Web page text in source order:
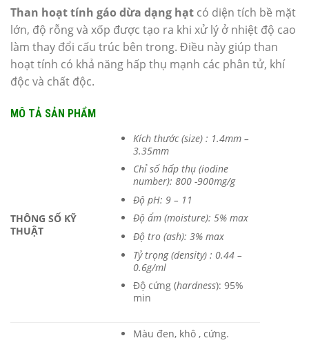
Than hoạt tính gáo dừa dạng hạt có diện tích bề mặt
lớn, độ rỗng và xốp được tạo ra khi xử lý ở nhiệt độ cao
làm thay đổi cấu trúc bên trong. Điều này giúp than
hoạt tính có khả năng hấp thụ mạnh các phân tử, khí
độc và chất độc.
MÔ TẢ SẢN PHẨM
THÔNG SỐ KỸ
THUẬT
Kích thước (size) : 1.4mm –
3.35mm
Chỉ số hấp thụ (iodine
number): 800 -900mg/g
Độ pH: 9 – 11
Độ ẩm (moisture): 5% max
Độ tro (ash): 3% max
Tỷ trọng (density) : 0.44 –
0.6g/ml
Độ cứng (hardness): 95%
min
Màu đen, khô , cứng.